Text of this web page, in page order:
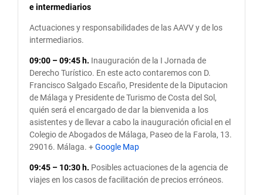
e intermediarios
Actuaciones y responsabilidades de las AAVV y de los
intermediarios.
09:00 – 09:45 h. Inauguración de la I Jornada de
Derecho Turístico. En este acto contaremos con D.
Francisco Salgado Escaño, Presidente de la Diputacion
de Málaga y Presidente de Turismo de Costa del Sol,
quién será el encargado de dar la bienvenida a los
asistentes y de llevar a cabo la inauguración oficial en el
Colegio de Abogados de Málaga, Paseo de la Farola, 13.
29016. Málaga. +Google Map
09:45 – 10:30 h. Posibles actuaciones de la agencia de
viajes en los casos de facilitación de precios erróneos.